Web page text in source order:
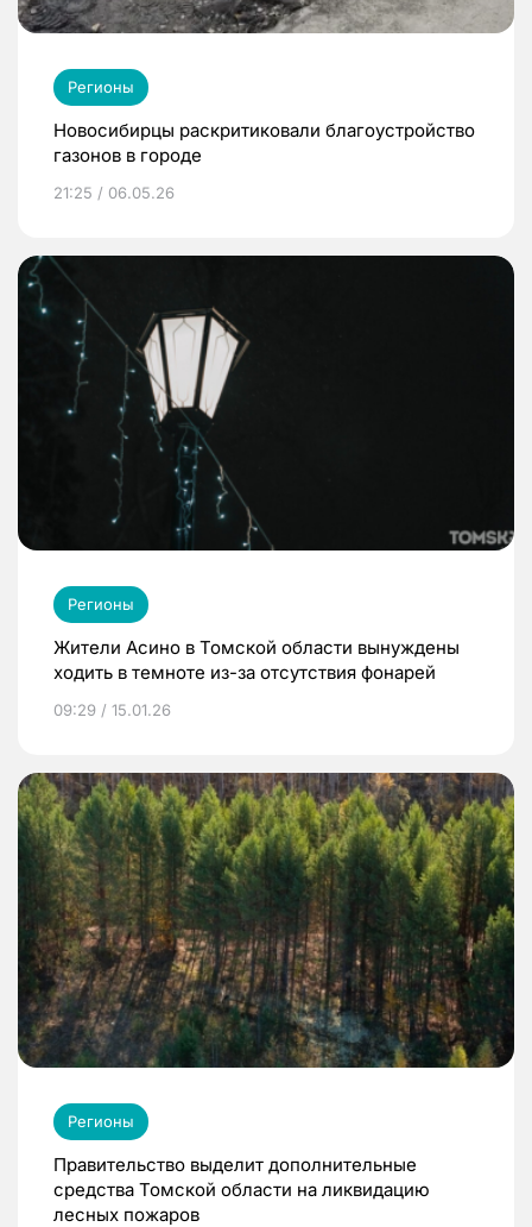
Регионы
Новосибирцы раскритиковали благоустройство
газонов в городе
21:25 / 06.05.26
Регионы
Жители Асино в Томской области вынуждены
ходить в темноте из-за отсутствия фонарей
09:29 / 15.01.26
Регионы
Правительство выделит дополнительные
средства Томской области на ликвидацию
лесных пожаров